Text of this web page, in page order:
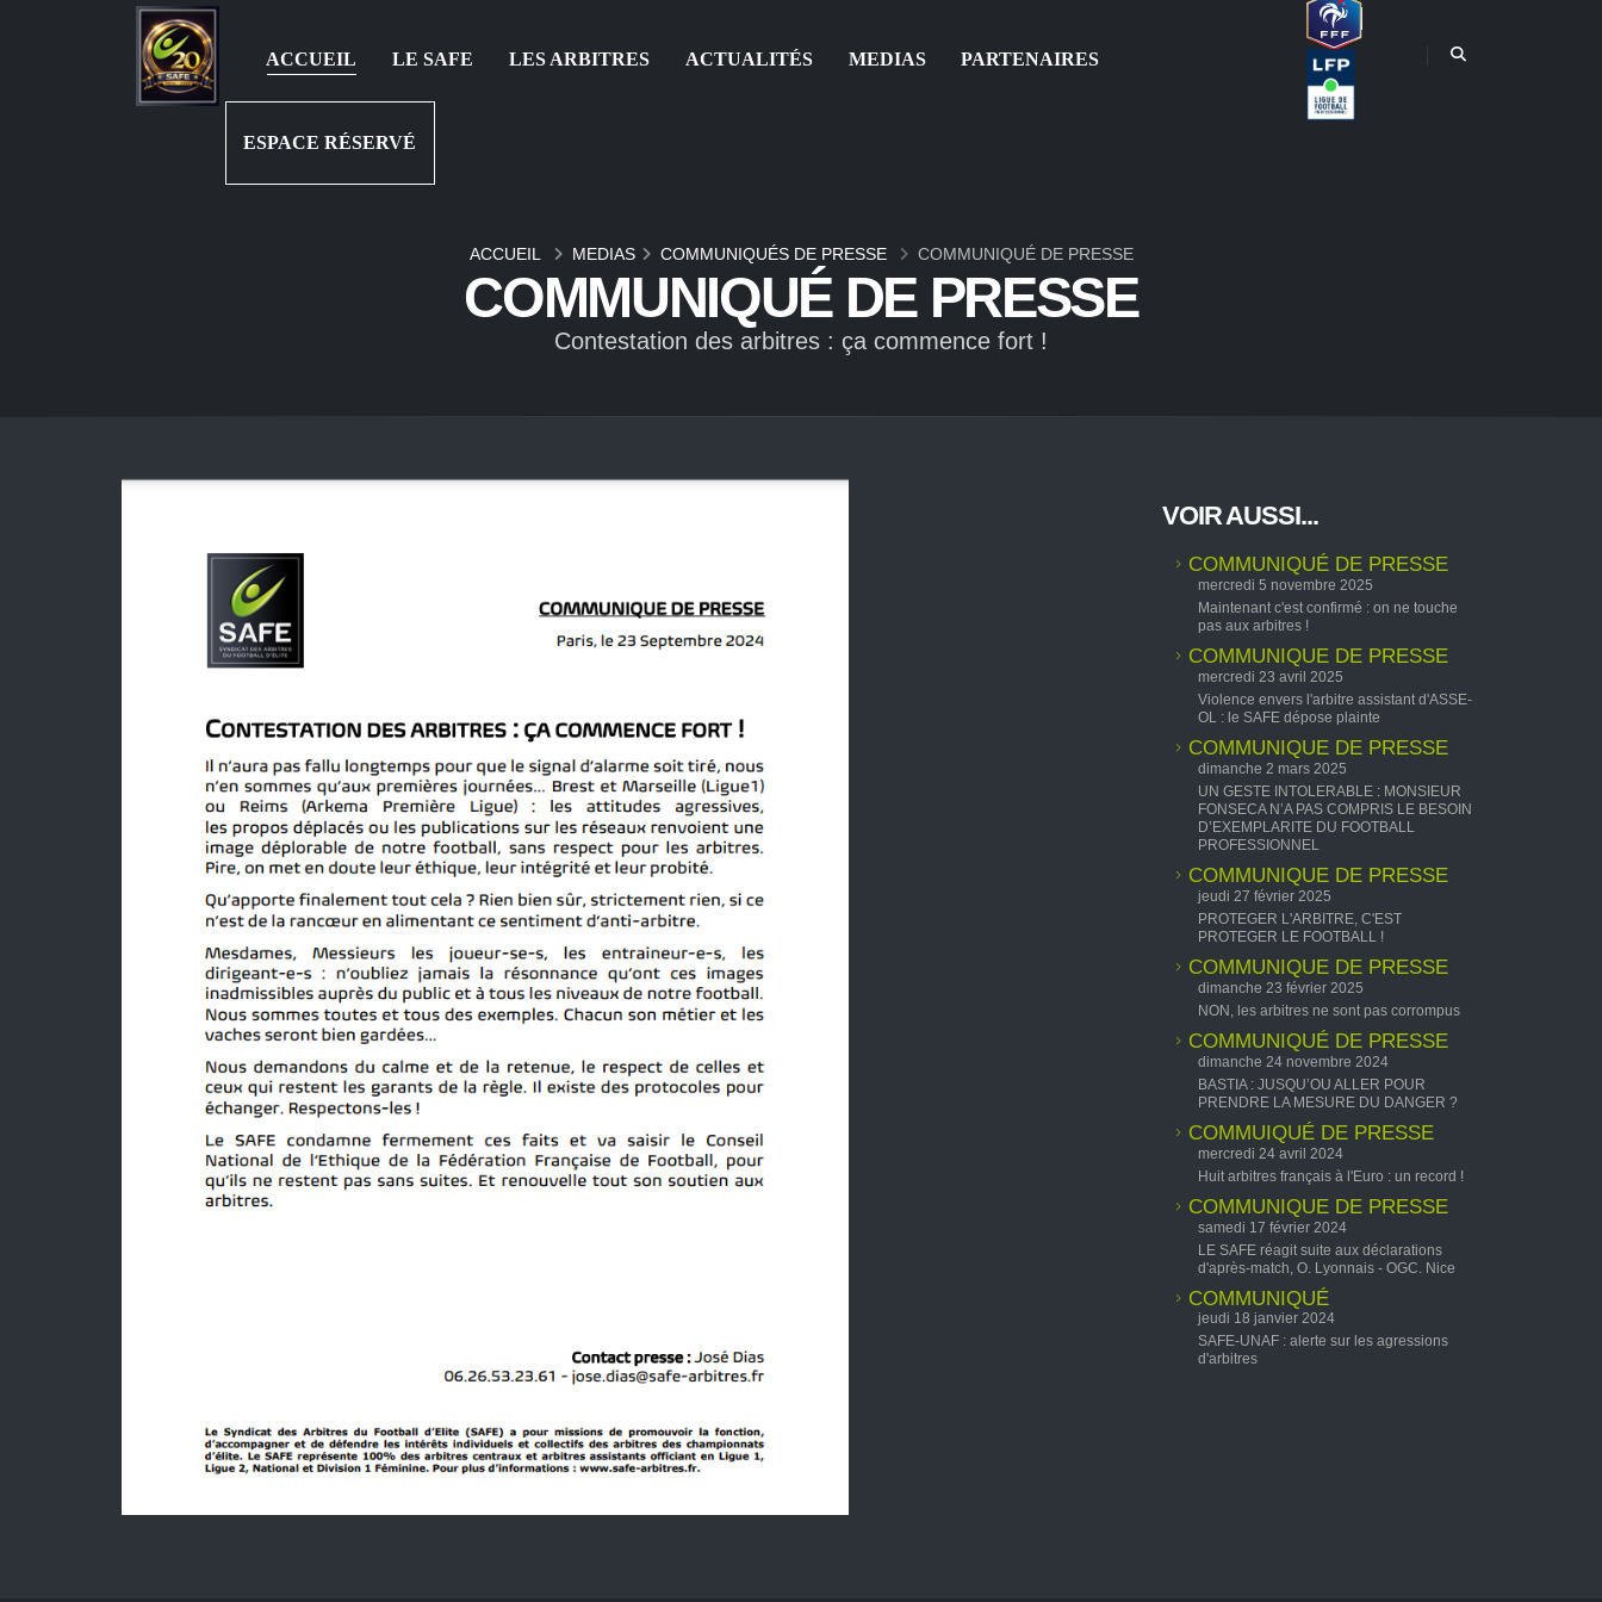
ACCUEIL LE SAFE LES ARBITRES ACTUALITÉS MEDIAS PARTENAIRES
ESPACE RÉSERVÉ
COMMUNIQUÉ DE PRESSE
Contestation des arbitres : ça commence fort !
ACCUEIL MEDIAS COMMUNIQUÉS DE PRESSE COMMUNIQUÉ DE PRESSE
VOIR AUSSI...
COMMUNIQUÉ DE PRESSE
mercredi 5 novembre 2025
Maintenant c'est confirmé : on ne touche
pas aux arbitres !
COMMUNIQUE DE PRESSE
mercredi 23 avril 2025
Violence envers l'arbitre assistant d'ASSE-
OL : le SAFE dépose plainte
COMMUNIQUE DE PRESSE
dimanche 2 mars 2025
UN GESTE INTOLERABLE : MONSIEUR
FONSECA N’A PAS COMPRIS LE BESOIN
D’EXEMPLARITE DU FOOTBALL
PROFESSIONNEL
COMMUNIQUE DE PRESSE
jeudi 27 février 2025
PROTEGER L'ARBITRE, C'EST
PROTEGER LE FOOTBALL !
COMMUNIQUE DE PRESSE
dimanche 23 février 2025
NON, les arbitres ne sont pas corrompus
COMMUNIQUÉ DE PRESSE
dimanche 24 novembre 2024
BASTIA : JUSQU’OU ALLER POUR
PRENDRE LA MESURE DU DANGER ?
COMMUIQUÉ DE PRESSE
mercredi 24 avril 2024
Huit arbitres français à l'Euro : un record !
COMMUNIQUE DE PRESSE
samedi 17 février 2024
LE SAFE réagit suite aux déclarations
d'après-match, O. Lyonnais - OGC. Nice
COMMUNIQUÉ
jeudi 18 janvier 2024
SAFE-UNAF : alerte sur les agressions
d'arbitres